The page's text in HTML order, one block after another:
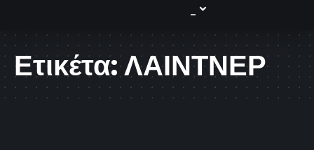
Ετικέτα:ΛΑΙΝΤΝΕΡ